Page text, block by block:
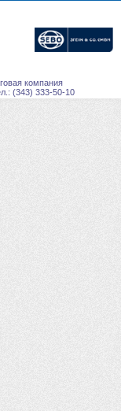
компания
(343) 333-50-10